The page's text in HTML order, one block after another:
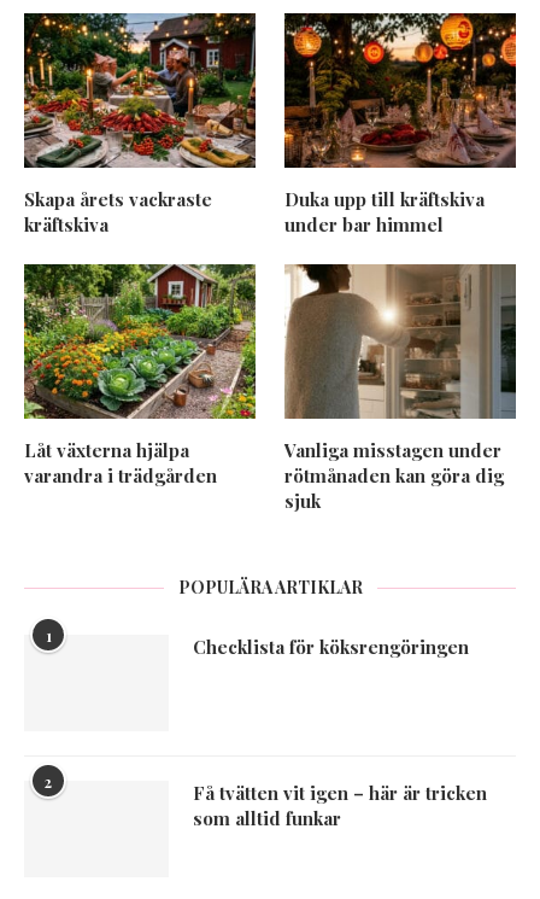
Skapa årets vackraste
kräftskiva
Duka upp till kräftskiva
under bar himmel
Låt växterna hjälpa
varandra i trädgården
Vanliga misstagen under
rötmånaden kan göra dig
sjuk
POPULÄRA ARTIKLAR
1 Checklista för köksrengöringen
2
Få tvätten vit igen – här är tricken
som alltid funkar